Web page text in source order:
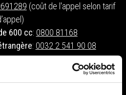
(coût de l'appel selon tarif
600 cc: 0800 81168
: 0032 2 541 90 08